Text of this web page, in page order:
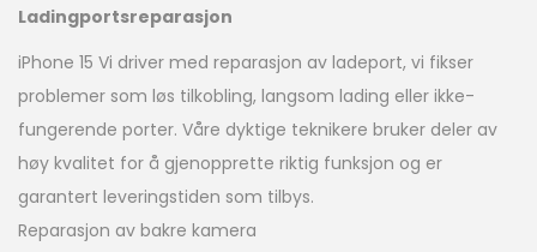
Ladingportsreparasjon
iPhone 15 Vi driver med reparasjon av ladeport, vi fikser
problemer som løs tilkobling, langsom lading eller ikke-
fungerende porter. Våre dyktige teknikere bruker deler av
høy kvalitet for å gjenopprette riktig funksjon og er
garantert leveringstiden som tilbys.
Reparasjon av bakre kamera